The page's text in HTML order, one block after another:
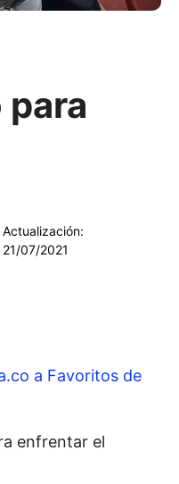
Actualización:
21/07/2021
a Favoritos de
enfrentar el